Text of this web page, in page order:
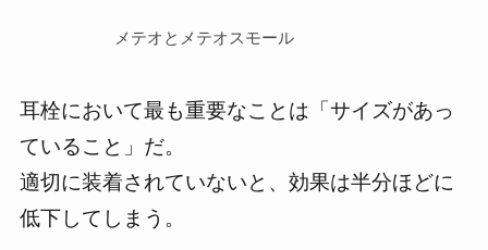
メテオとメテオスモール
耳栓において最も重要なことは 「サイズがあっ
ていること」 だ。
適切に装着されていないと、効果は半分ほどに
低下してしまう。